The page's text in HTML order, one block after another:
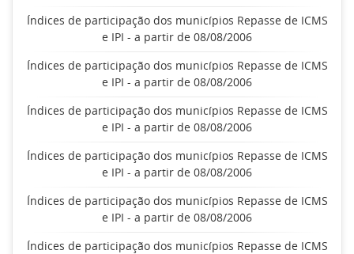
Índices de participação dos municípios Repasse de ICMS
e IPI - a partir de 08/08/2006
Índices de participação dos municípios Repasse de ICMS
e IPI - a partir de 08/08/2006
Índices de participação dos municípios Repasse de ICMS
e IPI - a partir de 08/08/2006
Índices de participação dos municípios Repasse de ICMS
e IPI - a partir de 08/08/2006
Índices de participação dos municípios Repasse de ICMS
e IPI - a partir de 08/08/2006
Índices de participação dos municípios Repasse de ICMS